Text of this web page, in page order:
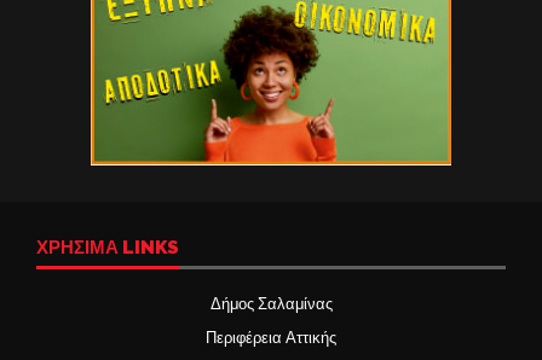
ΧΡΉΣΙΜΑ LINKS
Δήμος Σαλαμίνας
Περιφέρεια Αττικής